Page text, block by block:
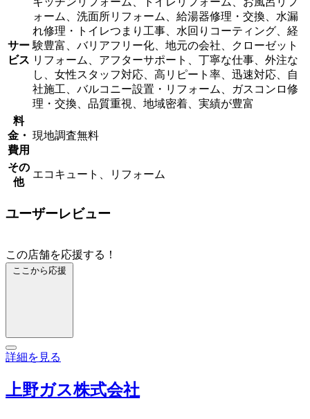
サー
ビス
ォーム、洗面所リフォーム、給湯器修理・交換、水漏
れ修理・トイレつまり工事、水回りコーティング、経
験豊富、バリアフリー化、地元の会社、クローゼット
リフォーム、アフターサポート、丁寧な仕事、外注な
し、女性スタッフ対応、高リピート率、迅速対応、自
社施工、バルコニー設置・リフォーム、ガスコンロ修
理・交換、品質重視、地域密着、実績が豊富
料
金・
費用
現地調査無料
その
他
エコキュート、リフォーム
ユーザーレビュー
この店舗を応援する！
ここから応援
詳細を見る
上野ガス株式会社